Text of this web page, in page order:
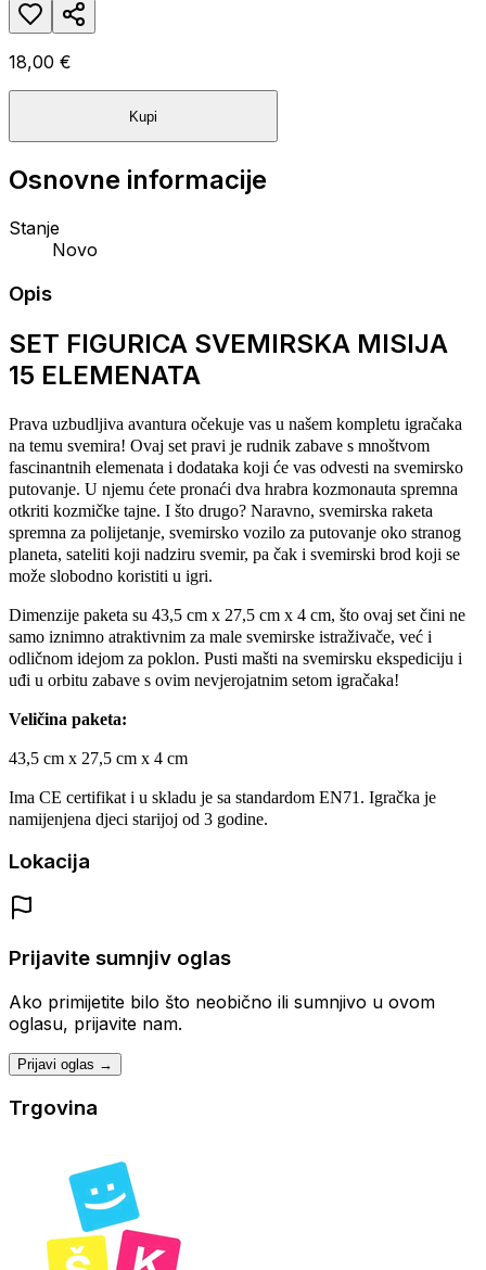
18,00 €
Kupi
Osnovne informacije
Stanje
Novo
Opis
SET FIGURICA SVEMIRSKA MISIJA
15 ELEMENATA
Prava uzbudljiva avantura očekuje vas u našem kompletu igračaka
na temu svemira! Ovaj set pravi je rudnik zabave s mnoštvom
fascinantnih elemenata i dodataka koji će vas odvesti na svemirsko
putovanje. U njemu ćete pronaći dva hrabra kozmonauta spremna
otkriti kozmičke tajne. I što drugo? Naravno, svemirska raketa
spremna za polijetanje, svemirsko vozilo za putovanje oko stranog
planeta, sateliti koji nadziru svemir, pa čak i svemirski brod koji se
može slobodno koristiti u igri.
Dimenzije paketa su 43,5 cm x 27,5 cm x 4 cm, što ovaj set čini ne
samo iznimno atraktivnim za male svemirske istraživače, već i
odličnom idejom za poklon. Pusti mašti na svemirsku ekspediciju i
uđi u orbitu zabave s ovim nevjerojatnim setom igračaka!
Veličina paketa:
43,5 cm x 27,5 cm x 4 cm
Ima CE certifikat i u skladu je sa standardom EN71. Igračka je
namijenjena djeci starijoj od 3 godine.
Lokacija
Prijavite sumnjiv oglas
Ako primijetite bilo što neobično ili sumnjivo u ovom
oglasu, prijavite nam.
Prijavi oglas →
Trgovina